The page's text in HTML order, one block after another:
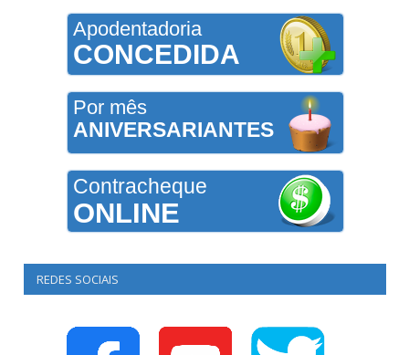
Apodentadoria
CONCEDIDA
Por mês
ANIVERSARIANTES
Contracheque
ONLINE
REDES SOCIAIS